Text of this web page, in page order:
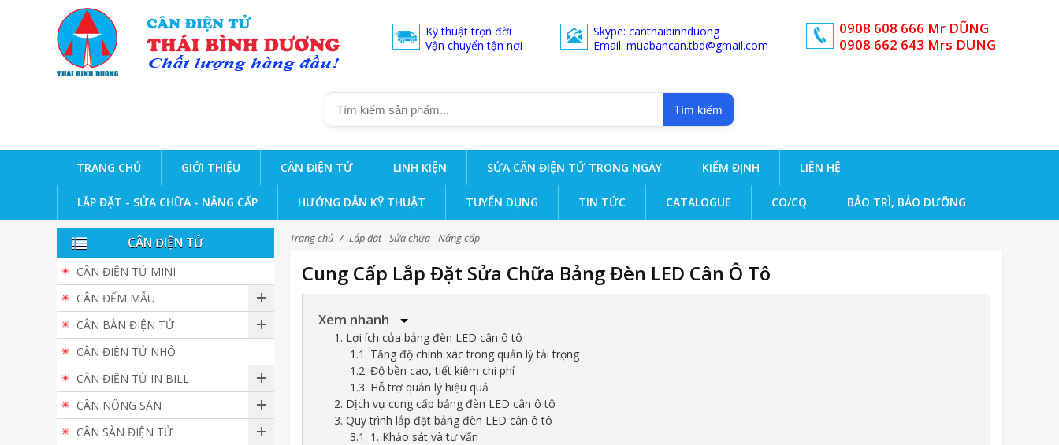
Kỹ thuật trọn đời
Vận chuyển tận nơi
Skype: canthaibinhduong
Email: muabancan.tbd@gmail.com
0908 608 666 Mr DŨNG
0908 662 643 Mrs DUNG
Tìm kiếm
TRANG CHỦ GIỚI THIỆU CÂN ĐIỆN TỬ LINH KIỆN SỬA CÂN ĐIỆN TỬ TRONG NGÀY KIỂM ĐỊNH LIÊN HỆ
LẮP ĐẶT - SỬA CHỮA - NÂNG CẤP HƯỚNG DẪN KỸ THUẬT TUYỂN DỤNG TIN TỨC CATALOGUE CO/CQ BẢO TRÌ, BẢO DƯỠNG
Trang chủ / Lắp đặt - Sửa chữa - Nâng cấp
Cung Cấp Lắp Đặt Sửa Chữa Bảng Đèn LED Cân Ô Tô
Xem nhanh
1. Lợi ích của bảng đèn LED cân ô tô
1.1. Tăng độ chính xác trong quản lý tải trọng
1.2. Độ bền cao, tiết kiệm chi phí
1.3. Hỗ trợ quản lý hiệu quả
2. Dịch vụ cung cấp bảng đèn LED cân ô tô
3. Quy trình lắp đặt bảng đèn LED cân ô tô
3.1. 1. Khảo sát và tư vấn
CÂN ĐIỆN TỬ
CÂN ĐIỆN TỬ MINI
CÂN ĐẾM MẪU
CÂN BÀN ĐIỆN TỬ
CÂN ĐIỆN TỬ NHỎ
CÂN ĐIỆN TỬ IN BILL
CÂN NÔNG SẢN
CÂN SÀN ĐIỆN TỬ